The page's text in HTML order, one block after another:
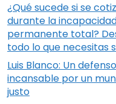
¿Qué sucede si se
durante la
permanente total?
todo lo que necesitas
Luis Blanco: Un
incansable por un
justo